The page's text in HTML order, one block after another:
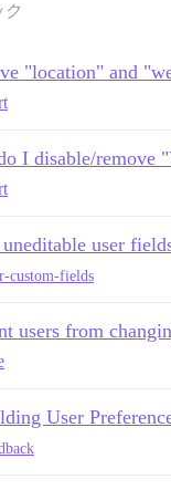
ク
"location" and
I disable/remove
user
custom-fields
users from
User